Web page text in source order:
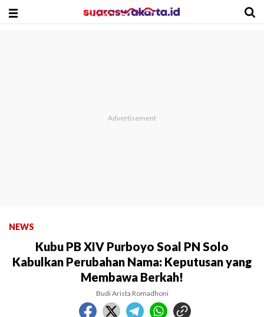
NEWS
Kubu PB XIV Purboyo Soal PN Solo
Kabulkan Perubahan Nama: Keputusan yang
Membawa Berkah!
Budi Arista Romadhoni